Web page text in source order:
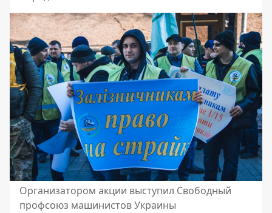
Организатором акции выступил Свободный
профсоюз машинистов Украины